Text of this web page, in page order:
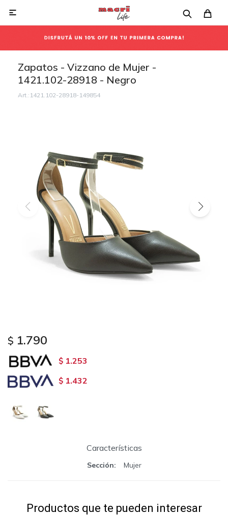

Zapatos - Vizzano de Mujer -
1421.102-28918 - Negro
1421.102-28918-149854
$ 1.790
$ 1.253
$ 1.432
Características
Sección Mujer
Productos que te pueden interesar